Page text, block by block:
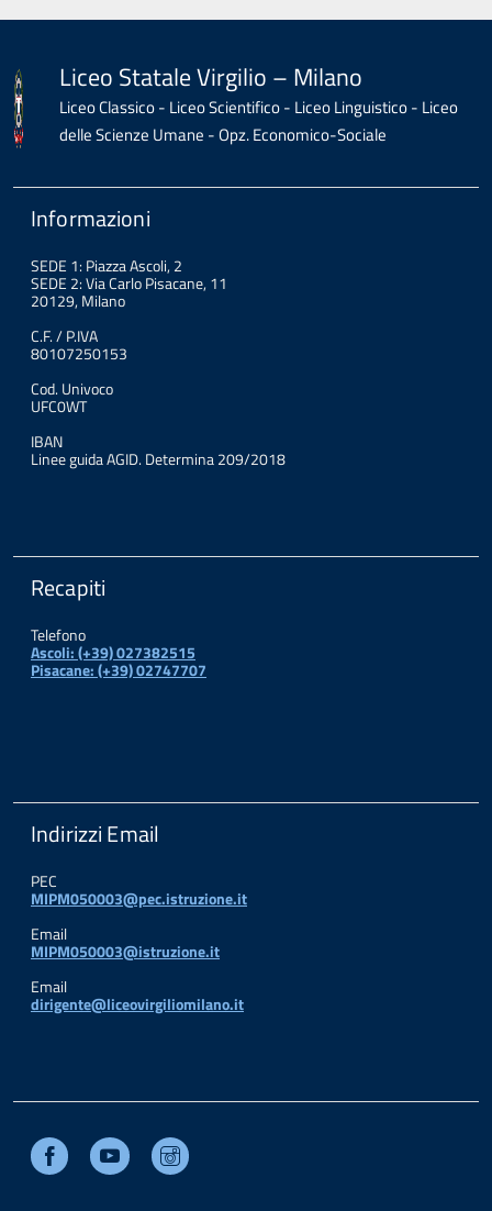
Liceo Statale Virgilio – Milano
Liceo Classico - Liceo Scientifico - Liceo Linguistico - Liceo
delle Scienze Umane - Opz. Economico-Sociale
Informazioni
SEDE 1: Piazza Ascoli, 2
SEDE 2: Via Carlo Pisacane, 11
20129, Milano
C.F. / P.IVA
80107250153
Cod. Univoco
UFC0WT
IBAN
Linee guida AGID. Determina 209/2018
Recapiti
Telefono
Ascoli: (+39) 027382515
Pisacane: (+39) 02747707
Indirizzi Email
PEC
MIPM050003@pec.istruzione.it
Email
MIPM050003@istruzione.it
Email
dirigente@liceovirgiliomilano.it
Facebook Youtube